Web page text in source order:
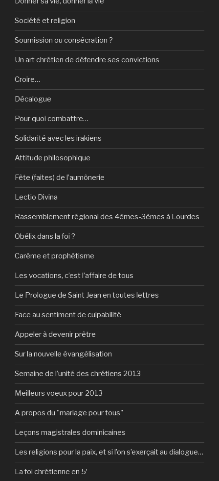
Société et religion
Soumission ou consécration ?
Un art chrétien de défendre ses convictions
Croire…
Décalogue
Pour quoi combattre…
Solidarité avec les irakiens
Attitude philosophique
Fête (faites) de l’aumônerie
Lectio Divina
Rassemblement régional des 4èmes-3èmes à Lourdes
Obélix dans la foi ?
Carême et prophétisme
Les vocations, c’est l’affaire de tous
Le Prologue de Saint Jean en toutes lettres
Face au sentiment de culpabilité
Appeler à devenir prêtre
Sur la nouvelle évangélisation
Semaine de l’unité des chrétiens 2013
Meilleurs voeux pour 2013
A propos du "mariage pour tous"
Leçons magistrales dominicaines
Les religions pour la paix, et si l’on s’exerçait au dialogue…
La foi chrétienne en 5′